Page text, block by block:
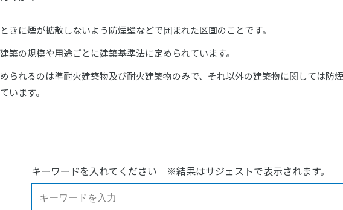
きに煙が拡散しないよう防煙壁などで囲まれた区画のことです。
築の規模や用途ごとに建築基準法に定められています。
られるのは準耐火建築物及び耐火建築物のみで、それ以外の建築物に関しては防
います。
キーワードを入れてください ※結果はサジェストで表示されます。